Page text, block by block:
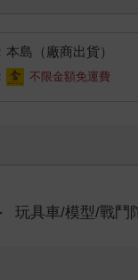
本島（廠商出貨）
不限金額免運費
玩具車/模型/戰鬥